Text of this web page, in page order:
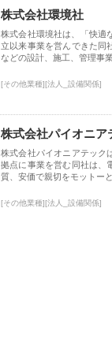
株式会社環境社
株式会社環境社は、「快適
立以来事業を営んできた同
などの設計、施工、管理事
[その他業種][法人_設備関係]
株式会社パイオニア
株式会社パイオニアテック
拠点に事業を営む同社は、
質、安価で親切をモットー
[その他業種][法人_設備関係]